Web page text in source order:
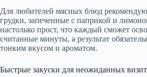
Для любителей мясных блюд
грудки, запеченные с паприкой и
настолько прост, что каждый сможет
считанные минуты, а результат
тонким вкусом и ароматом.
Быстрые закуски для неожиданных